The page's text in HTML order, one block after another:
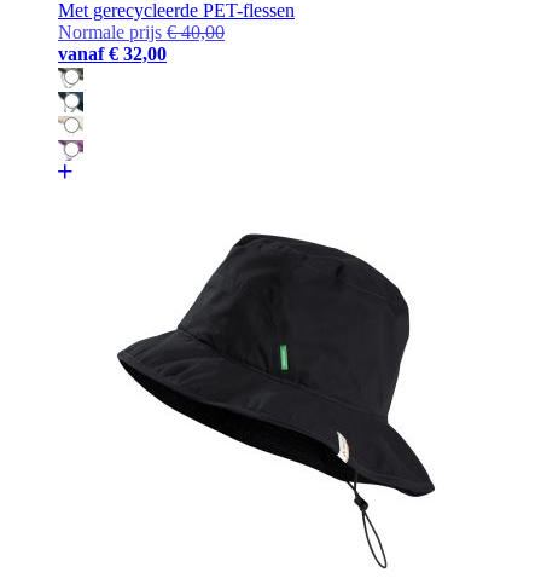
Met gerecycleerde PET-flessen
Normale prijs € 40,00
vanaf € 32,00